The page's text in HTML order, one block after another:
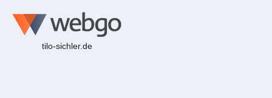
tilo-sichler.de